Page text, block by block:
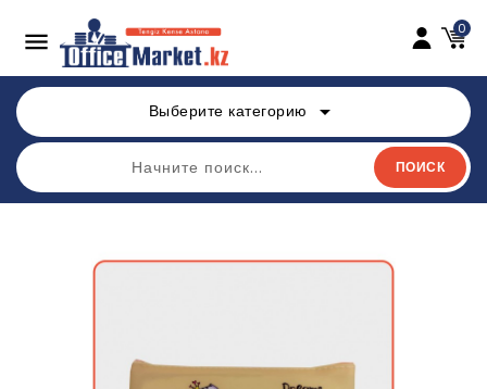
 0
Выберите категорию arrow_drop_down
ПОИСК